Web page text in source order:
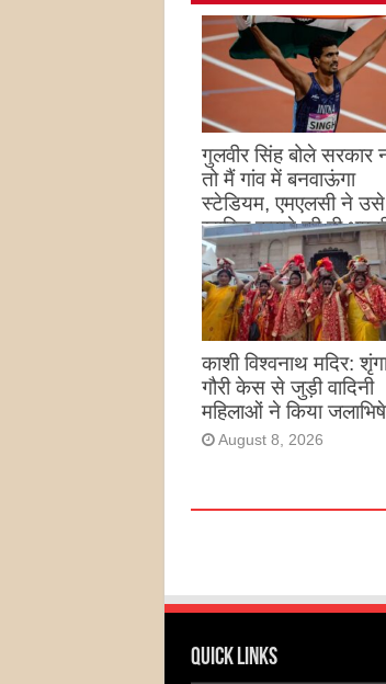
गुलवीर सिंह बोले सरकार
तो मैं गांव में बनवाऊंगा
स्टेडियम, एमएलसी ने उसे
खारिज कराने की दी
August 8, 2026
काशी विश्वनाथ मदिर:
गौरी केस से जुड़ी वादिनी
महिलाओं ने किया
August 8, 2026
Quick Links